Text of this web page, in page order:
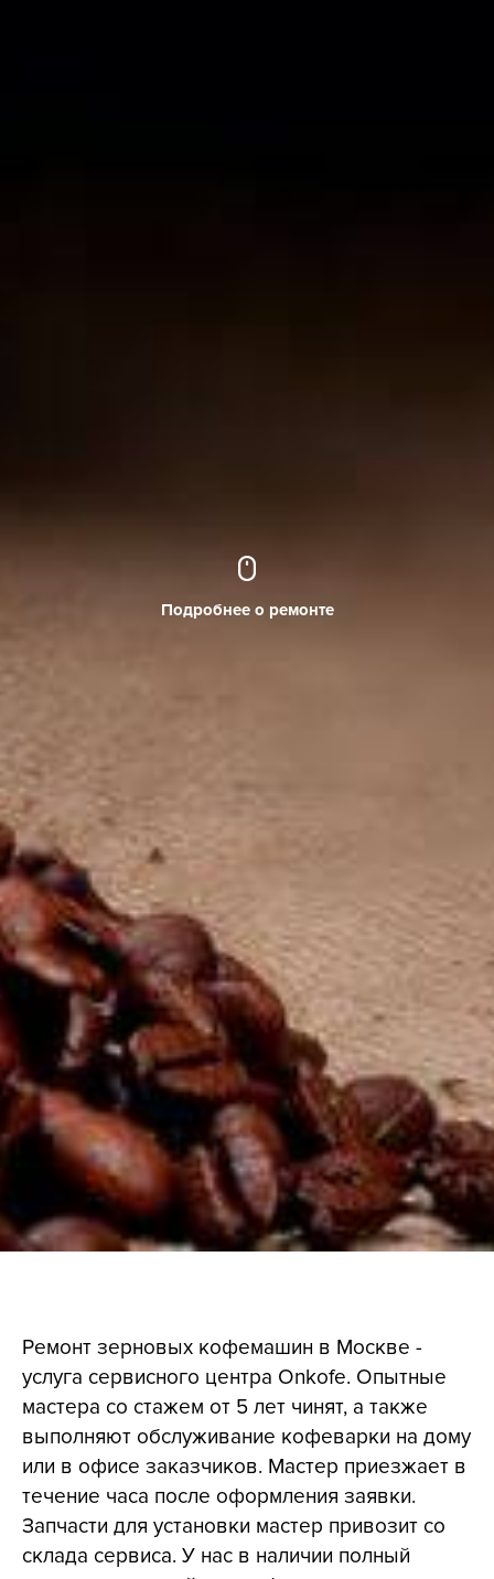
Подробнее о ремонте
Ремонт зерновых кофемашин в Москве -
услуга сервисного центра Onkofe. Опытные
мастера со стажем от 5 лет чинят, а также
выполняют обслуживание кофеварки на дому
или в офисе заказчиков. Мастер приезжает в
течение часа после оформления заявки.
Запчасти для установки мастер привозит со
склада сервиса. У нас в наличии полный